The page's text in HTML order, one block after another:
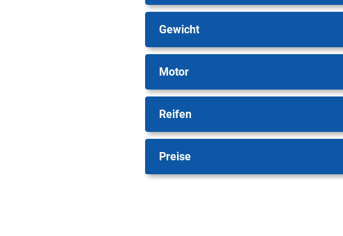
Gewicht
Motor
Reifen
Preise